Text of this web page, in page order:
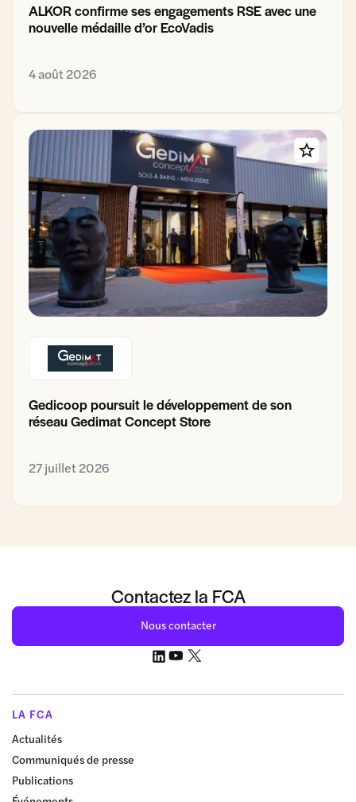
ALKOR confirme ses engagements RSE avec une
nouvelle médaille d’or EcoVadis
4 août 2026
Gedicoop poursuit le développement de son
réseau Gedimat Concept Store
27 juillet 2026
Contactez la FCA
Nous contacter
LA FCA
Actualités
Communiqués de presse
Publications